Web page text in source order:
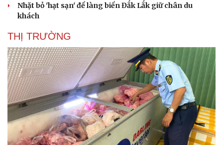
Nhặt bỏ 'hạt sạn' để làng biển Đắk Lắk giữ chân du
khách
THỊ TRƯỜNG